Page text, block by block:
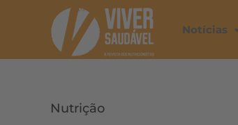
Notícias
Nutrição